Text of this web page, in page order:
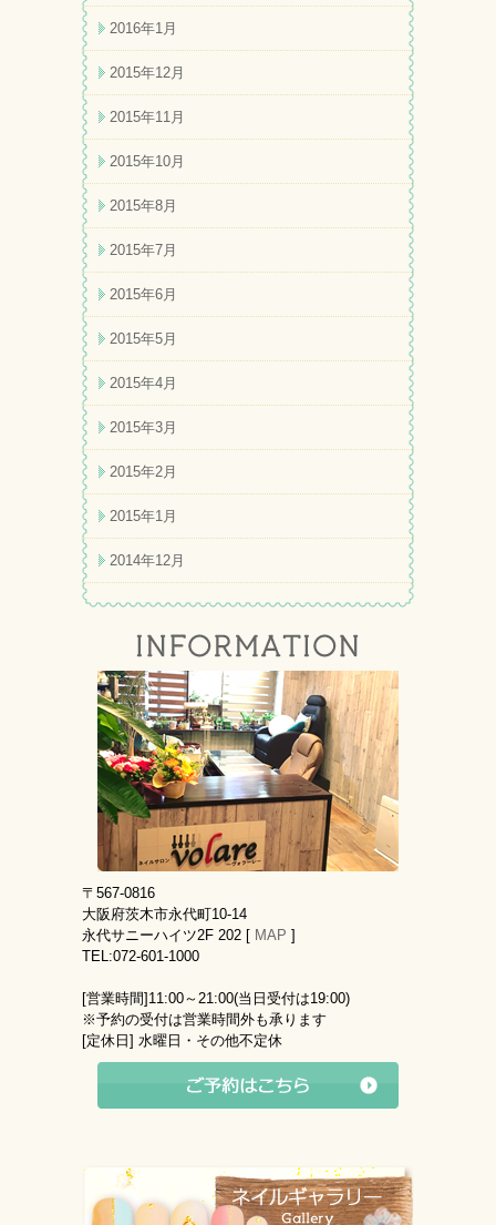
2016年1月
2015年12月
2015年11月
2015年10月
2015年8月
2015年7月
2015年6月
2015年5月
2015年4月
2015年3月
2015年2月
2015年1月
2014年12月
〒567-0816
大阪府茨木市永代町10-14
永代サニーハイツ2F 202 [ MAP ]
TEL:072-601-1000
[営業時間] 11:00～21:00(当日受付は19:00)
※予約の受付は営業時間外も承ります
[定休日] 水曜日・その他不定休